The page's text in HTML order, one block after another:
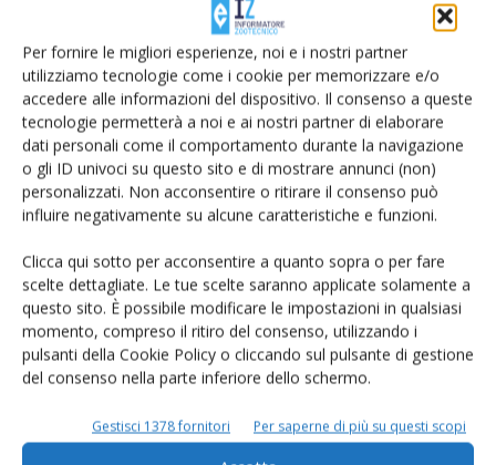
Per fornire le migliori esperienze, noi e i nostri partner
utilizziamo tecnologie come i cookie per memorizzare e/o
accedere alle informazioni del dispositivo. Il consenso a queste
tecnologie permetterà a noi e ai nostri partner di elaborare
dati personali come il comportamento durante la navigazione
o gli ID univoci su questo sito e di mostrare annunci (non)
personalizzati. Non acconsentire o ritirare il consenso può
influire negativamente su alcune caratteristiche e funzioni.
Clicca qui sotto per acconsentire a quanto sopra o per fare
scelte dettagliate. Le tue scelte saranno applicate solamente a
questo sito. È possibile modificare le impostazioni in qualsiasi
momento, compreso il ritiro del consenso, utilizzando i
pulsanti della Cookie Policy o cliccando sul pulsante di gestione
del consenso nella parte inferiore dello schermo.
Gestisci 1378 fornitori Per saperne di più su questi scopi
Rimani aggiornato sul mondo
dell’agricoltura